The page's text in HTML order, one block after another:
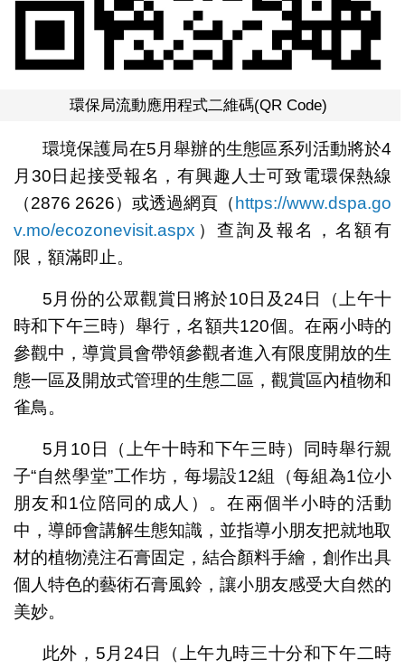
環保局流動應用程式二維碼(QR Code)
環境保護局在5月舉辦的生態區系列活動將於4
月30日起接受報名，有興趣人士可致電環保熱線
（2876 2626）或透過網頁（https://www.dspa.go
v.mo/ecozonevisit.aspx ）查詢及報名，名額有
限，額滿即止。
5月份的公眾觀賞日將於10日及24日（上午十
時和下午三時）舉行，名額共120個。在兩小時的
參觀中，導賞員會帶領參觀者進入有限度開放的生
態一區及開放式管理的生態二區，觀賞區內植物和
雀鳥。
5月10日（上午十時和下午三時）同時舉行親
子“自然學堂”工作坊，每場設12組（每組為1位小
朋友和1位陪同的成人）。在兩個半小時的活動
中，導師會講解生態知識，並指導小朋友把就地取
材的植物澆注石膏固定，結合顏料手繪，創作出具
個人特色的藝術石膏風鈴，讓小朋友感受大自然的
美妙。
此外，5月24日（上午九時三十分和下午二時